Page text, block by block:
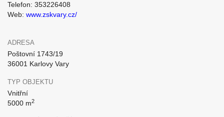
Telefon: 353226408
Web: www.zskvary.cz/
ADRESA
Poštovní 1743/19
36001 Karlovy Vary
TYP OBJEKTU
Vnitřní
5000 m2